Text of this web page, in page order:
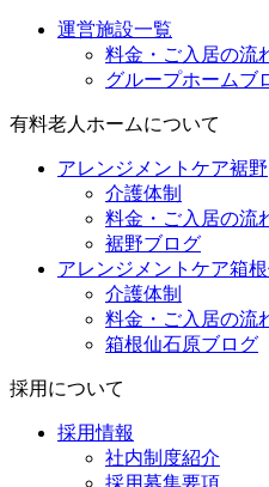
運営施設一覧
料金・ご入居の流
グループホームブ
有料老人ホームについて
アレンジメントケア裾野
介護体制
料金・ご入居の流
裾野ブログ
アレンジメントケア箱
介護体制
料金・ご入居の流
箱根仙石原ブログ
採用について
採用情報
社内制度紹介
採用募集要項